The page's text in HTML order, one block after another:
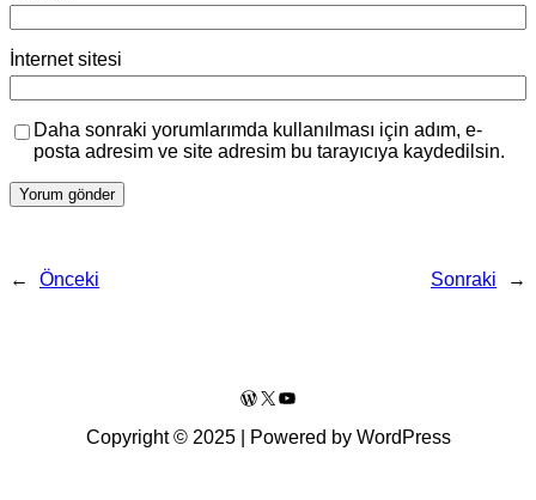
İnternet sitesi
Daha sonraki yorumlarımda kullanılması için adım, e-
posta adresim ve site adresim bu tarayıcıya kaydedilsin.
← Önceki Sonraki →
WordPress
X YouTube
Copyright © 2025 | Powered by WordPress